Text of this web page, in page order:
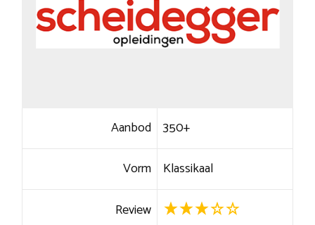
Aanbod 350+
Vorm Klassikaal
Review